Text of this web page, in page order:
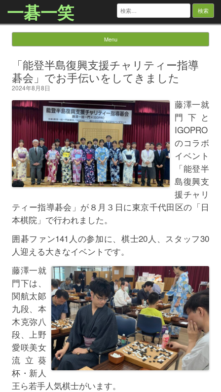
一碁一笑 検
索:
Menu
「能登半島復興支援チャリティー指導
碁会」でお手伝いをしてきました
2024年8月8日
藤澤一就
門下と
IGOPRO
のコラボ
イベント
「能登半
島復興支
援チャリ
ティー指導碁会」が８月３日に東京千代田区の「日
本棋院」で行われました。
囲碁ファン141人の参加に、棋士20人、スタッフ30
人迎える大きなイベントです。
藤澤一就
門下は、
関航太郞
九段、本
木克弥八
段、上野
愛咲美女
流立葵
杯・新人
王ら若手人気棋士がいます。